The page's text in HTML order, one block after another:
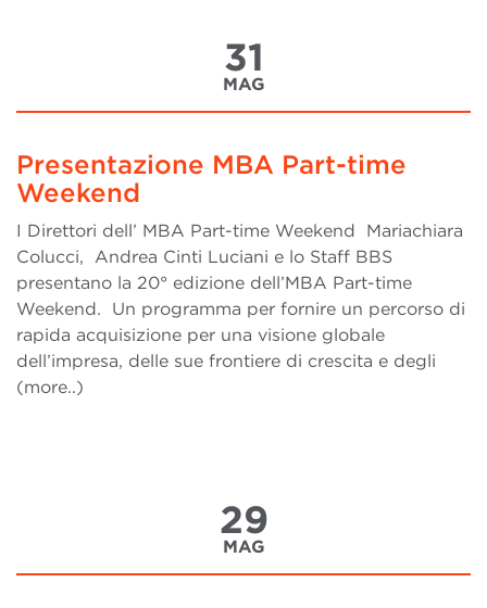
31
MAG
Presentazione MBA Part-time
Weekend
I Direttori dell’ MBA Part-time Weekend Mariachiara
Colucci, Andrea Cinti Luciani e lo Staff BBS
presentano la 20° edizione dell’MBA Part-time
Weekend. Un programma per fornire un percorso di
rapida acquisizione per una visione globale
dell’impresa, delle sue frontiere di crescita e degli
(more..)
29
MAG